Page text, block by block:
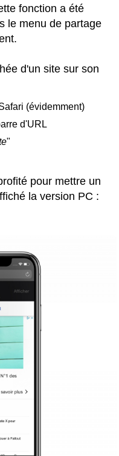
fonction a été
le menu de partage
d'un site sur son
(évidemment)
d'URL
"
pour mettre un
la version PC :